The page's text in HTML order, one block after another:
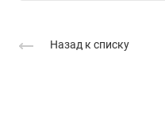
Назад к списку